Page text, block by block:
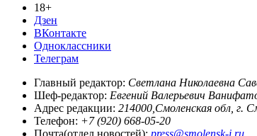
18+
Дзен
ВКонтакте
Одноклассники
Телеграм
Главный редактор: Светлана Николаевна
Шеф-редактор: Евгений Валерьевич
Адрес редакции: 214000,Смоленская обл, г.
Телефон: +7 (920) 668-05-20
Почта(отдел новостей): press@smolensk-i.ru